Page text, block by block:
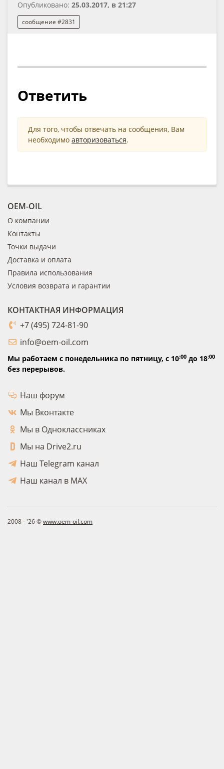
Опубликовано: 25.03.2017, в 21:27
сообщение #2831
Ответить
Для того, чтобы отвечать на сообщения, Вам
необходимо авторизоваться.
OEM-OIL
О компании
Контакты
Точки выдачи
Доставка и оплата
Правила использования
Условия возврата и гарантии
КОНТАКТНАЯ ИНФОРМАЦИЯ
+7 (495) 724-81-90
info@oem-oil.com
Мы работаем с понедельника по пятницу, с 10:00 до 18:00
без перерывов.
Наш форум
Мы Вконтакте
Мы в Одноклассниках
Мы на Drive2.ru
Наш Telegram канал
Наш канал в MAX
2008 - '26 ©www.oem-oil.com